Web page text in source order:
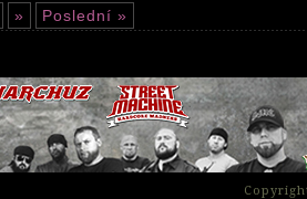
» Poslední »